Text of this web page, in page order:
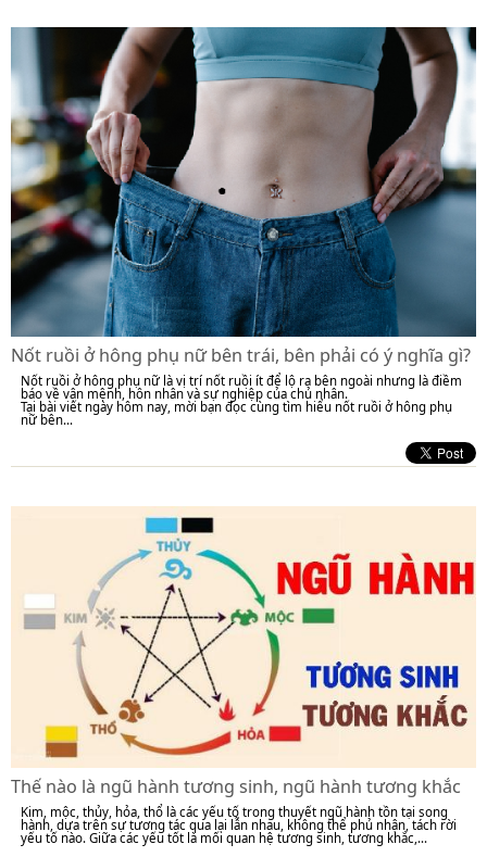
Nốt ruồi ở hông phụ nữ bên trái, bên phải có ý nghĩa gì?
Nốt ruồi ở hông phụ nữ là vị trí nốt ruồi ít để lộ ra bên ngoài nhưng là điềm
báo về vận mệnh, hôn nhân và sự nghiệp của chủ nhân.
Tại bài viết ngày hôm nay, mời bạn đọc cùng tìm hiểu nốt ruồi ở hông phụ
nữ bên...
Thế nào là ngũ hành tương sinh, ngũ hành tương khắc
Kim, mộc, thủy, hỏa, thổ là các yếu tố trong thuyết ngũ hành tồn tại song
hành, dựa trên sự tương tác qua lại lẫn nhau, không thể phủ nhận, tách rời
yếu tố nào. Giữa các yếu tốt là mối quan hệ tương sinh, tương khắc,...